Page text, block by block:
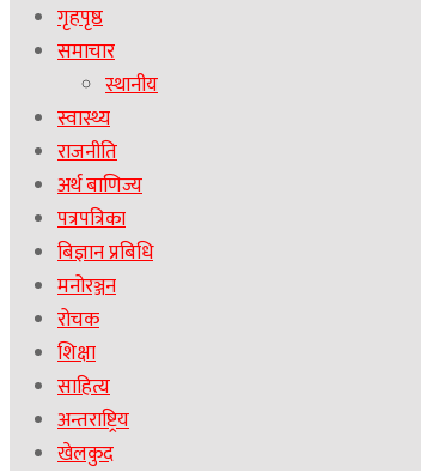
गृहपृष्ठ
समाचार
स्थानीय
स्वास्थ्य
राजनीति
अर्थ बाणिज्य
पत्रपत्रिका
बिज्ञान प्रबिधि
मनोरञ्जन
रोचक
शिक्षा
साहित्य
अन्तराष्ट्रिय
खेलकुद